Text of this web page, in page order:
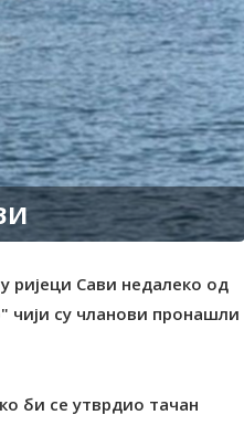
ријеци Сави недалеко од
чији су чланови пронашли
би се утврдио тачан